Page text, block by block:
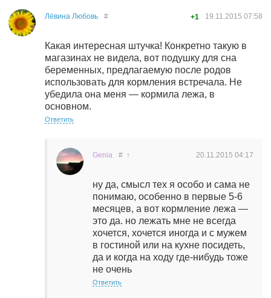
Лёвина Любовь 19.11.2015 07:58
# +1
Какая интересная штучка! Конкретно такую в
магазинах не видела, вот подушку для сна
беременных, предлагаемую после родов
использовать для кормления встречала. Не
убедила она меня — кормила лежа, в
основном.
Ответить
Genia 20.11.2015 04:17
# ↑
ну да, смысл тех я особо и сама не
понимаю, особенно в первые 5-6
месяцев, а вот кормление лежа —
это да. но лежать мне не всегда
хочется, хочется иногда и с мужем
в гостиной или на кухне посидеть,
да и когда на ходу где-нибудь тоже
не очень
Ответить